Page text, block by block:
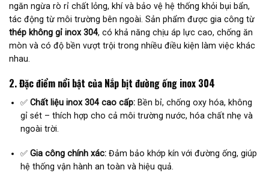
ngăn ngừa rò rỉ chất lỏng, khí và bảo vệ hệ thống khỏi bụi bẩn,
tác động từ môi trường bên ngoài. Sản phẩm được gia công từ
thép không gỉ inox 304, có khả năng chịu áp lực cao, chống ăn
mòn và có độ bền vượt trội trong nhiều điều kiện làm việc khác
nhau.
2. Đặc điểm nổi bật của Nắp bịt đường ống inox 304
✅ Chất liệu inox 304 cao cấp:Bền bỉ, chống oxy hóa, không
gỉ sét – thích hợp cho cả môi trường nước, hóa chất nhẹ và
ngoài trời.
✅ Gia công chính xác:Đảm bảo khớp kín với đường ống, giúp
hệ thống vận hành an toàn và hiệu quả.